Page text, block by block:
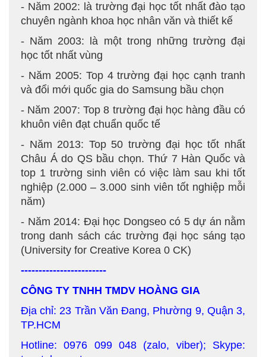
- Năm 2002: là trường đại học tốt nhất đào tạo
chuyên ngành khoa học nhân văn và thiết kế
- Năm 2003: là một trong những trường đại
học tốt nhất vùng
- Năm 2005: Top 4 trường đại học cạnh tranh
và đổi mới quốc gia do Samsung bầu chọn
- Năm 2007: Top 8 trường đại học hàng đầu có
khuôn viên đạt chuẩn quốc tế
- Năm 2013: Top 50 trường đại học tốt nhất
Châu Á do QS bầu chọn. Thứ 7 Hàn Quốc và
top 1 trường sinh viên có việc làm sau khi tốt
nghiệp (2.000 – 3.000 sinh viên tốt nghiệp mỗi
năm)
- Năm 2014: Đại học Dongseo có 5 dự án nằm
trong danh sách các trường đại học sáng tạo
(University for Creative Korea 0 CK)
------------------------
CÔNG TY TNHH TMDV HOÀNG GIA
Địa chỉ: 23 Trần Văn Đang, Phường 9, Quận 3,
TP.HCM
Hotline: 0976 099 048 (zalo, viber); Skype: